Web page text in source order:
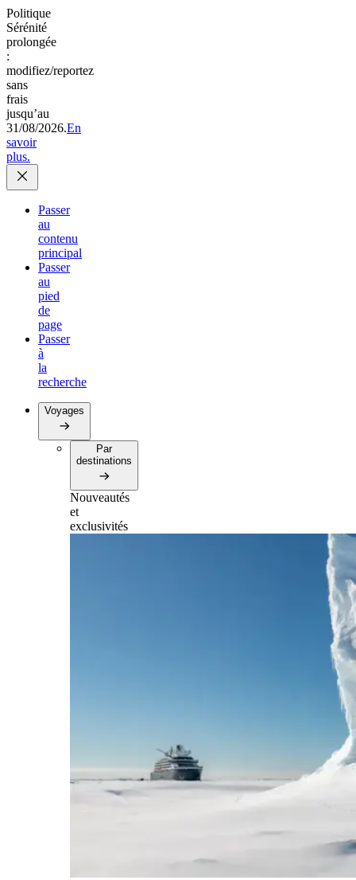
Politique
Sérénité
prolongée
:
modifiez/reportez
sans
frais
jusqu’au
31/08/2026.En
savoir
plus.
Passer
au
contenu
principal
Passer
au
pied
de
page
Passer
à
la
recherche
Voyages
Par
destinations
Nouveautés
et
exclusivités